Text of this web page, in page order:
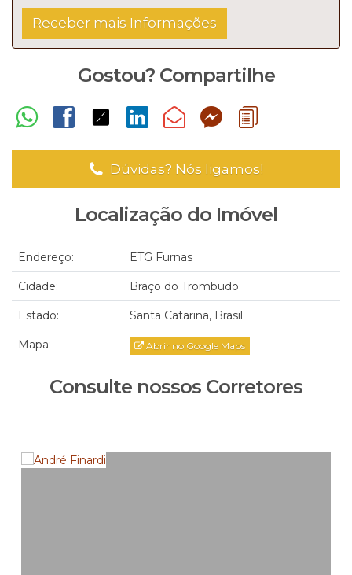
Gostou? Compartilhe
Dúvidas? Nós ligamos!
Localização do Imóvel
Endereço: ETG Furnas
Cidade: Braço do Trombudo
Estado: Santa Catarina, Brasil
Mapa: Abrir no Google Maps
Consulte nossos Corretores